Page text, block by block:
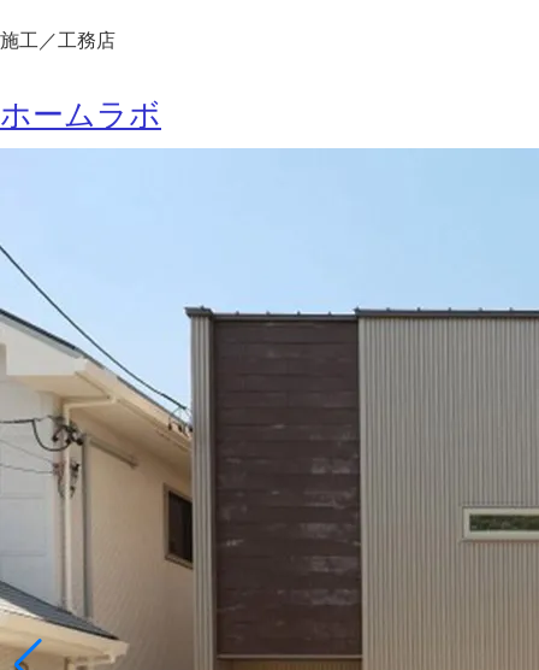
施工／工務店
ホームラボ